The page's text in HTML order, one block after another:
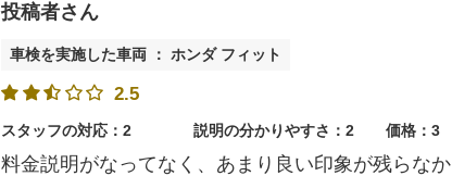
投稿者さん
車検を実施した車両 ： ホンダ フィット
2.5
スタッフの対応：2 説明の分かりやすさ：2 価格：3
料金説明がなってなく、あまり良い印象が残らなか